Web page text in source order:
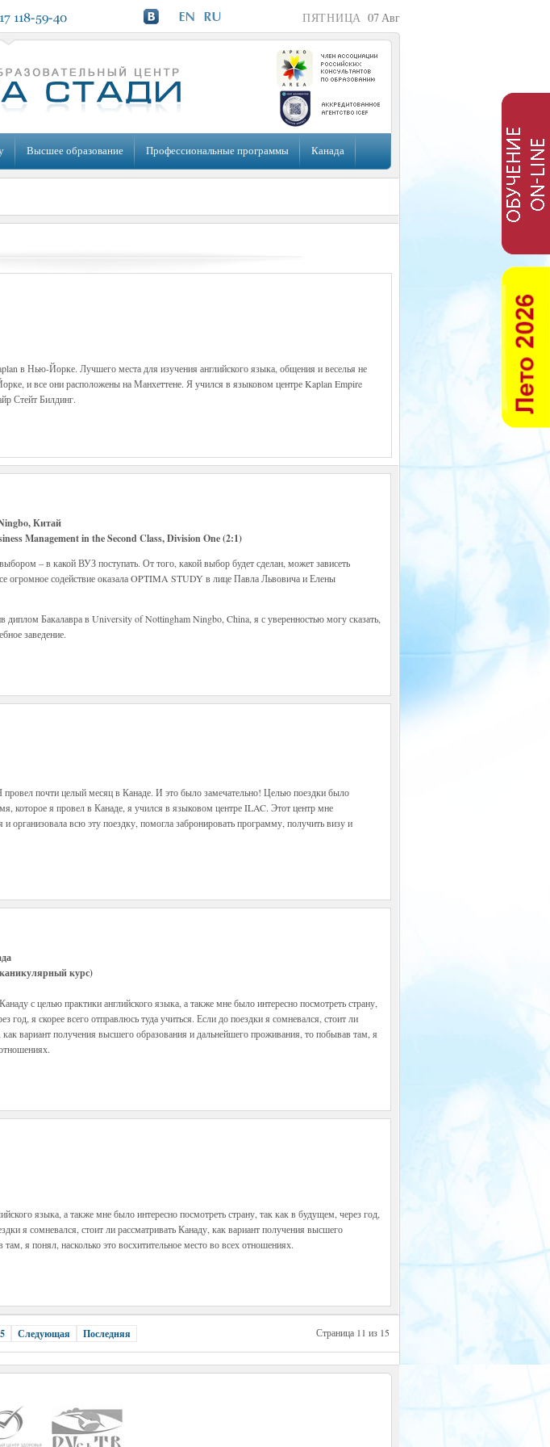
ПЯТНИЦА 07Авг
Высшее образование Профессиональные программы Канада
в Нью-Йорке. Лучшего места для изучения английского языка, общения и веселья не
и все они расположены на Манхеттене. Я учился в языковом центре Kaplan Empire
Стейт Билдинг.
Китай
Management in the Second Class, Division One (2:1)
– в какой ВУЗ поступать. От того, какой выбор будет сделан, может зависеть
огромное содействие оказала OPTIMA STUDY в лице Павла Львовича и Елены
Бакалавра в University of Nottingham Ningbo, China, я с уверенностью могу сказать,
заведение.
почти целый месяц в Канаде. И это было замечательно! Целью поездки было
которое я провел в Канаде, я учился в языковом центре ILAC. Этот центр мне
всю эту поездку, помогла забронировать программу, получить визу и
курс)
с целью практики английского языка, а также мне было интересно посмотреть страну,
год, я скорее всего отправлюсь туда учиться. Если до поездки я сомневался, стоит ли
как вариант получения высшего образования и дальнейшего проживания, то побывав там, я
языка, а также мне было интересно посмотреть страну, так как в будущем, через год,
я сомневался, стоит ли рассматривать Канаду, как вариант получения высшего
я понял, насколько это восхитительное место во всех отношениях.
Страница 11 из 15
Следующая Последняя